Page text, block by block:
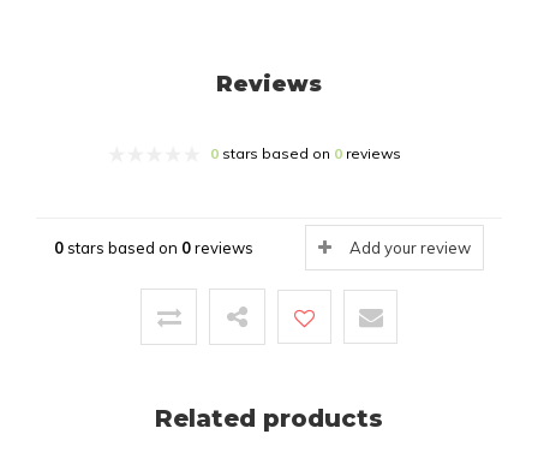
Reviews
0stars based on 0reviews
0stars based on 0reviews Add your review
Related products